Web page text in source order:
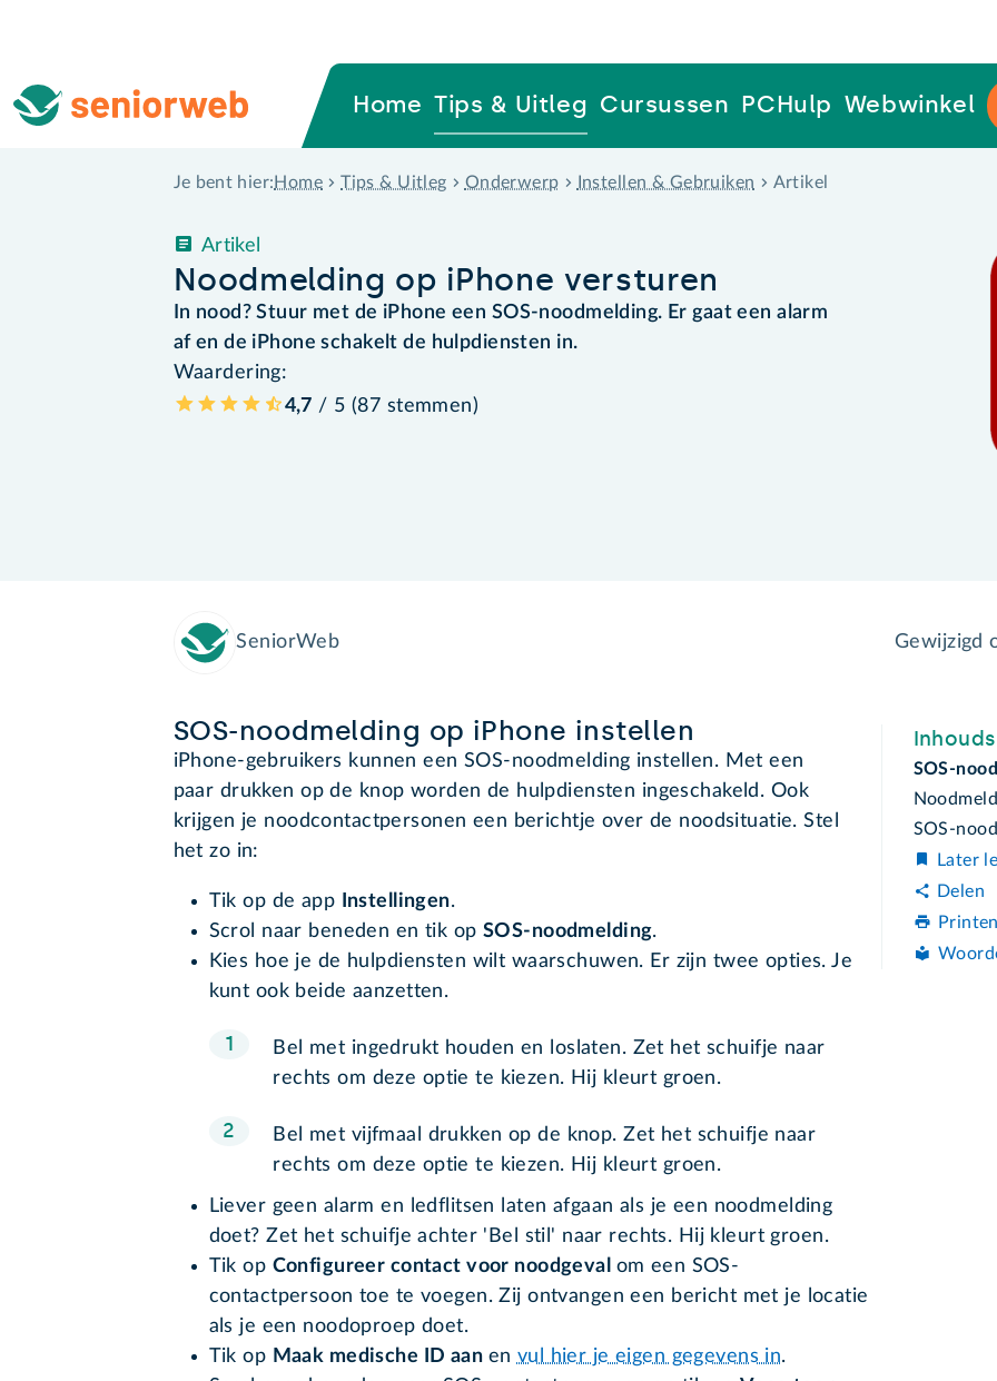
Home Tips & Uitleg Cursussen PCHulp Webwinkel
Je bent hier: Home Tips & Uitleg Onderwerp Instellen & Gebruiken Artikel
Noodmelding op iPhone versturen
Artikel
In nood? Stuur met de iPhone een SOS-noodmelding. Er gaat een alarm
af en de iPhone schakelt de hulpdiensten in.
Waardering:
4,7 / 5 (87 stemmen)
SeniorWeb Gewijzigd
SOS-noodmelding op iPhone instellen
iPhone-gebruikers kunnen een SOS-noodmelding instellen. Met een
paar drukken op de knop worden de hulpdiensten ingeschakeld. Ook
krijgen je noodcontactpersonen een berichtje over de noodsituatie. Stel
het zo in:
Tik op de app Instellingen.
Scrol naar beneden en tik op SOS-noodmelding.
Kies hoe je de hulpdiensten wilt waarschuwen. Er zijn twee opties. Je
kunt ook beide aanzetten.
Bel met ingedrukt houden en loslaten. Zet het schuifje naar
rechts om deze optie te kiezen. Hij kleurt groen.
Bel met vijfmaal drukken op de knop. Zet het schuifje naar
rechts om deze optie te kiezen. Hij kleurt groen.
Liever geen alarm en ledflitsen laten afgaan als je een noodmelding
doet? Zet het schuifje achter 'Bel stil' naar rechts. Hij kleurt groen.
Tik op Configureer contact voor noodgeval om een SOS-
contactpersoon toe te voegen. Zij ontvangen een bericht met je locatie
als je een noodoproep doet.
Tik op Maak medische ID aan en vul hier je eigen gegevens in.
SOS-
SOS-
Later
Delen